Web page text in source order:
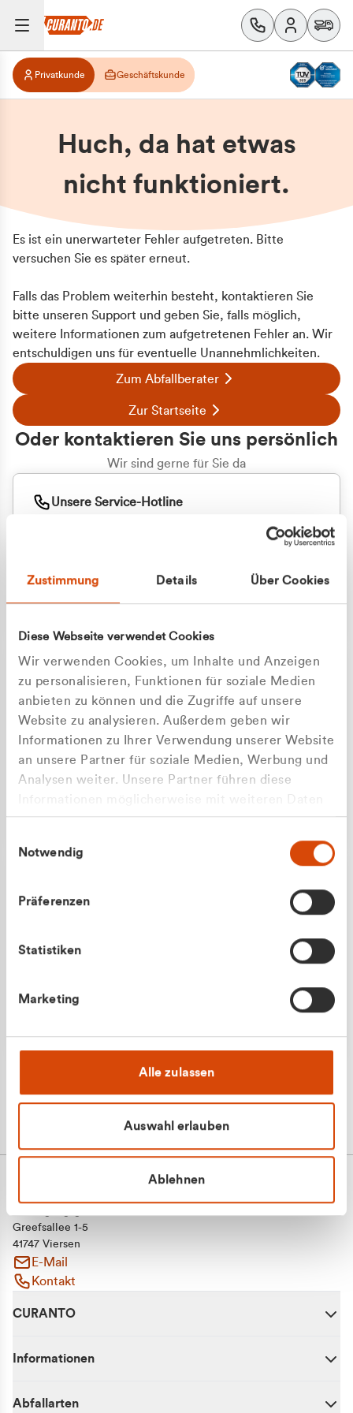
Zustimmung Details Über Cookies
Diese Webseite verwendet Cookies
Wir verwenden Cookies, um Inhalte und Anzeigen
zu personalisieren, Funktionen für soziale Medien
anbieten zu können und die Zugriffe auf unsere
Website zu analysieren. Außerdem geben wir
Informationen zu Ihrer Verwendung unserer Website
an unsere Partner für soziale Medien, Werbung und
Analysen weiter. Unsere Partner führen diese
zusammen, die Sie ihnen bereitgestellt haben oder
gesammelt haben.
Notwendig
Präferenzen
Statistiken
Marketing
Alle zulassen
Auswahl erlauben
Ablehnen
Zu welcher Kundengruppe
Privatkunde Geschäftskunde
Huch, da hat etwas
nicht funktioniert.
Es ist ein unerwarteter Fehler aufgetreten. Bitte
versuchen Sie es später erneut.
Falls das Problem weiterhin besteht, kontaktieren Sie
bitte unseren Support und geben Sie, falls möglich,
weitere Informationen zum aufgetretenen Fehler an. Wir
entschuldigen uns für eventuelle Unannehmlichkeiten.
Zum Abfallberater
Zur Startseite
Oder kontaktieren Sie uns persönlich
Wir sind gerne für Sie da
Unsere Service-Hotline
+49 177 8376058
Apilash Balanesan
Greefsallee 1-5
41747 Viersen
E-Mail
Kontakt
CURANTO
Informationen
Abfallarten